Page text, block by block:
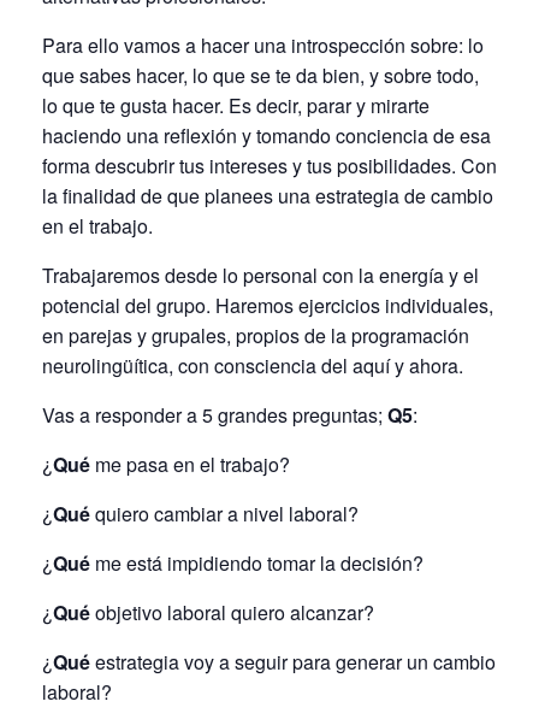
Para ello vamos a hacer una introspección sobre: lo
que sabes hacer, lo que se te da bien, y sobre todo,
lo que te gusta hacer. Es decir, parar y mirarte
haciendo una reflexión y tomando conciencia de esa
forma descubrir tus intereses y tus posibilidades. Con
la finalidad de que planees una estrategia de cambio
en el trabajo.
Trabajaremos desde lo personal con la energía y el
potencial del grupo. Haremos ejercicios individuales,
en parejas y grupales, propios de la programación
neurolingüítica, con consciencia del aquí y ahora.
Vas a responder a 5 grandes preguntas; Q5:
¿Qué me pasa en el trabajo?
¿Quéquiero cambiar a nivel laboral?
¿Qué me está impidiendo tomar la decisión?
¿Quéobjetivo laboral quiero alcanzar?
¿Quéestrategia voy a seguir para generar un cambio
laboral?